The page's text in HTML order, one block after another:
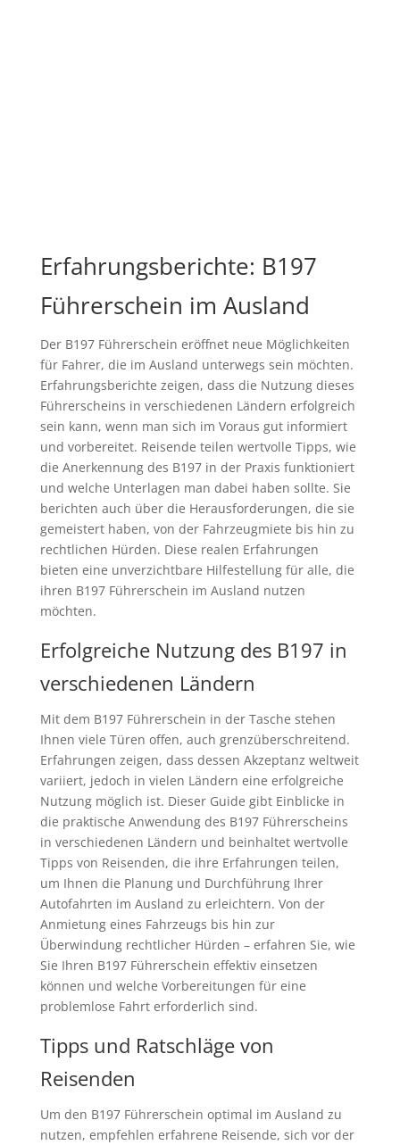
Erfahrungsberichte: B197
Führerschein im Ausland
Der B197 Führerschein eröffnet neue Möglichkeiten
für Fahrer, die im Ausland unterwegs sein möchten.
Erfahrungsberichte zeigen, dass die Nutzung dieses
Führerscheins in verschiedenen Ländern erfolgreich
sein kann, wenn man sich im Voraus gut informiert
und vorbereitet. Reisende teilen wertvolle Tipps, wie
die Anerkennung des B197 in der Praxis funktioniert
und welche Unterlagen man dabei haben sollte. Sie
berichten auch über die Herausforderungen, die sie
gemeistert haben, von der Fahrzeugmiete bis hin zu
rechtlichen Hürden. Diese realen Erfahrungen
bieten eine unverzichtbare Hilfestellung für alle, die
ihren B197 Führerschein im Ausland nutzen
möchten.
Erfolgreiche Nutzung des B197 in
verschiedenen Ländern
Mit dem B197 Führerschein in der Tasche stehen
Ihnen viele Türen offen, auch grenzüberschreitend.
Erfahrungen zeigen, dass dessen Akzeptanz weltweit
variiert, jedoch in vielen Ländern eine erfolgreiche
Nutzung möglich ist. Dieser Guide gibt Einblicke in
die praktische Anwendung des B197 Führerscheins
in verschiedenen Ländern und beinhaltet wertvolle
Tipps von Reisenden, die ihre Erfahrungen teilen,
um Ihnen die Planung und Durchführung Ihrer
Autofahrten im Ausland zu erleichtern. Von der
Anmietung eines Fahrzeugs bis hin zur
Überwindung rechtlicher Hürden – erfahren Sie, wie
Sie Ihren B197 Führerschein effektiv einsetzen
können und welche Vorbereitungen für eine
problemlose Fahrt erforderlich sind.
Tipps und Ratschläge von
Reisenden
Um den B197 Führerschein optimal im Ausland zu
nutzen, empfehlen erfahrene Reisende, sich vor der